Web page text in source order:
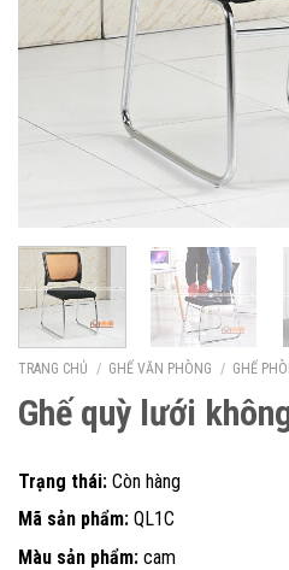
TRANG CHỦ / GHẾ VĂN PHÒNG / GHẾ
Ghế quỳ lưới
Trạng thái: Còn hàng
Mã sản phẩm: QL1C
Màu sản phẩm: cam